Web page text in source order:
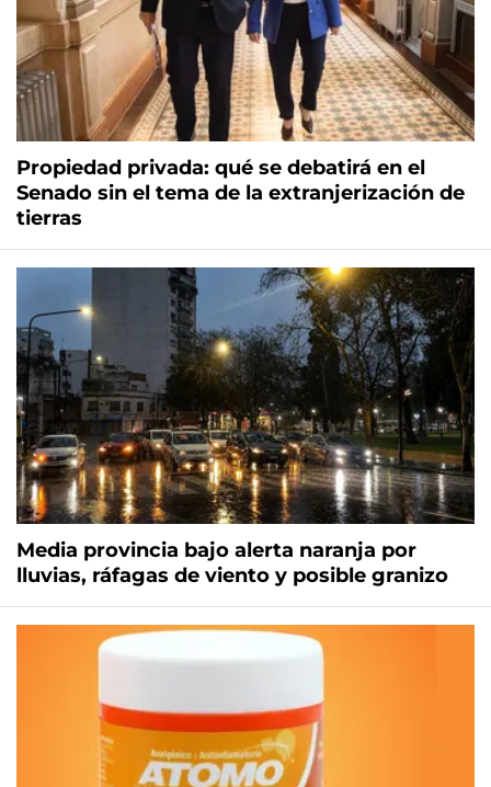
Propiedad privada: qué se debatirá en el
Senado sin el tema de la extranjerización de
tierras
Media provincia bajo alerta naranja por
lluvias, ráfagas de viento y posible granizo